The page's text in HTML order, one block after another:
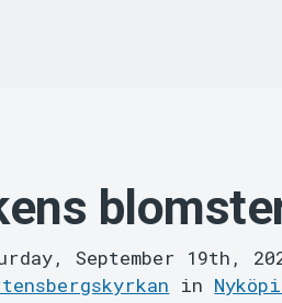
September 19th,
in